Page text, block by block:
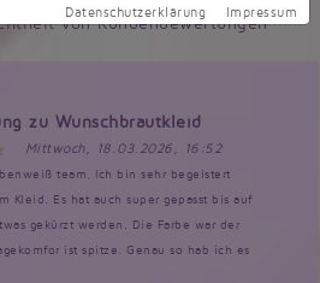
von Kundenbewertungen
zu Wunschbrautkleid
Mittwoch, 18.03.2026, 16:52
team, Ich bin sehr begeistert
Kleid. Es hat auch super gepasst bis auf
gekürzt werden. Die Farbe war der
ist spitze. Genau so hab ich es
Datenschutzerklärung Impressum